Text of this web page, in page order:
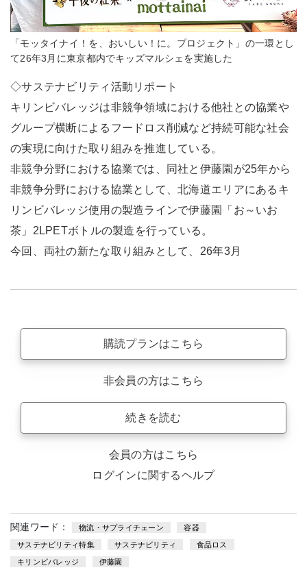
「モッタイナイ！を、おいしい！に。プロジェクト」の一環とし
て26年3月に東京都内でキッズマルシェを実施した
◇サステナビリティ活動リポート
キリンビバレッジは非競争領域における他社との協業や
グループ横断によるフードロス削減など持続可能な社会
の実現に向けた取り組みを推進している。
非競争分野における協業では、同社と伊藤園が25年から
非競争分野における協業として、北海道エリアにあるキ
リンビバレッジ使用の製造ラインで伊藤園「お～いお
茶」2LPETボトルの製造を行っている。
今回、両社の新たな取り組みとして、26年3月
購読プランはこちら
非会員の方はこちら
続きを読む
会員の方はこちら
ログインに関するヘルプ
関連ワード： 物流・サプライチェーン 容器
サステナビリティ特集 サステナビリティ 食品ロス
キリンビバレッジ 伊藤園